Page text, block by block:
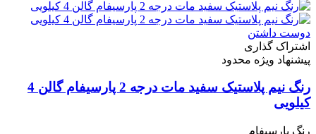
دوست داشتن
اشتراک گذاری
پیشنهاد ویژه محدود
رنگ نیم پلاستیک سفید مات درجه 2 پارسیفام گالن 4
کیلویی
رنگ پارسیفام